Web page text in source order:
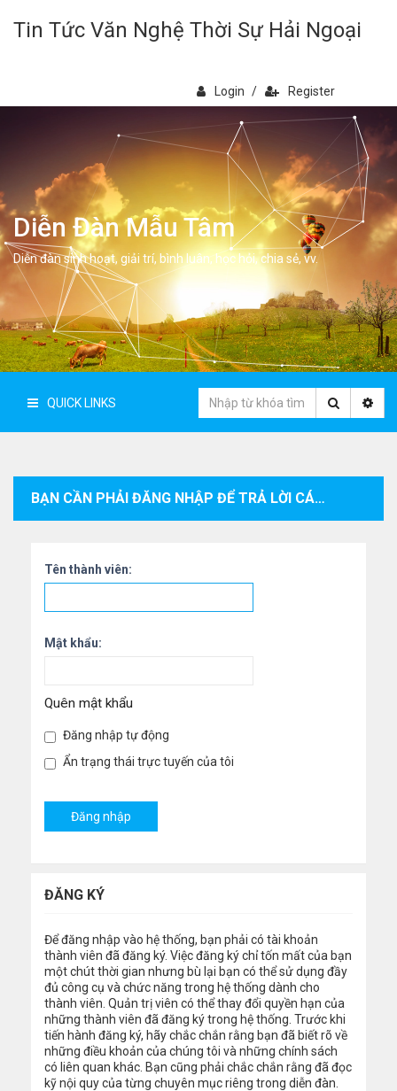
Tin Tức Văn Nghệ Thời Sự Hải Ngoại
Login / Register
Diễn Đàn Mẫu Tâm
Diễn đàn sinh hoạt, giải trí, bình luân, học hỏi, chia sẻ, vv.
QUICK LINKS
BẠN CẦN PHẢI ĐĂNG NHẬP ĐỂ TRẢ LỜI CÁC CHỦ ĐỀ TRONG CHUYÊN MỤC NÀY.
Tên thành viên:
Mật khẩu:
Quên mật khẩu
Đăng nhập tự động
Ẩn trạng thái trực tuyến của tôi
ĐĂNG KÝ
Để đăng nhập vào hệ thống, bạn phải có tài khoản
thành viên đã đăng ký. Việc đăng ký chỉ tốn mất của bạn
một chút thời gian nhưng bù lại bạn có thể sử dụng đầy
đủ công cụ và chức năng trong hệ thống dành cho
thành viên. Quản trị viên có thể thay đổi quyền hạn của
những thành viên đã đăng ký trong hệ thống. Trước khi
tiến hành đăng ký, hãy chắc chắn rằng bạn đã biết rõ về
những điều khoản của chúng tôi và những chính sách
có liên quan khác. Bạn cũng phải chắc chắn rằng đã đọc
kỹ nội quy của từng chuyên mục riêng trong diễn đàn.